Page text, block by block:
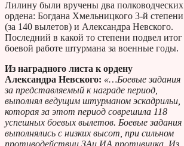
Лилину были вручены два полководческих
ордена: Богдана Хмельницкого 3-й степени
(за 140 вылетов) и Александра Невского.
Последний в какой то степени подвел итог
боевой работе штурмана за военные годы.
Из наградного листа к ордену
Александра Невского: «…Боевые задания
за представляемый к награде период,
выполнял ведущим штурманом эскадрильи,
которая за этот период соврешила 118
успешных боевых вылетов. Боевые задания
выполнялись с низких высот, при сильном
противодействии ЗАи ИА противника. Из